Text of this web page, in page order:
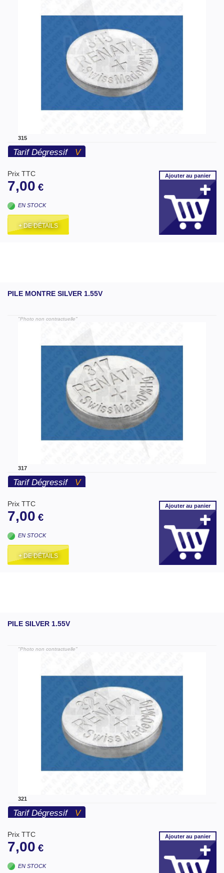
315
Tarif Dégressif V
Prix TTC
7,00 €
EN STOCK
+ DE DÉTAILS
Ajouterau panier
PILE MONTRE SILVER 1.55V
"Photo non contractuelle"
317
Tarif Dégressif V
Prix TTC
7,00 €
EN STOCK
+ DE DÉTAILS
Ajouterau panier
PILE SILVER 1.55V
"Photo non contractuelle"
321
Tarif Dégressif V
Prix TTC
7,00 €
EN STOCK
Ajouterau panier